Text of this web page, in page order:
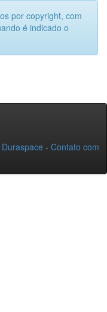
por copyright, com
é indicado o
Duraspace - Contato com